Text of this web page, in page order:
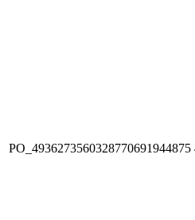
PO_4936273560328770691944875